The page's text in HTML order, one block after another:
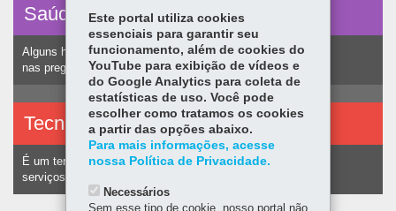
Saúde vocal
Alguns hábitos humanos podem ocasionar nódulos
nas pregas vocais e consequentemente alteração na voz.
Tecnologias assistivas
É um termo utilizado para identificar recursos e
serviços voltados a pessoas com deficiência.
Este portal utiliza cookies
essenciais para garantir seu
funcionamento, além de cookies do
YouTube para exibição de vídeos e
do Google Analytics para coleta de
estatísticas de uso. Você pode
escolher como tratamos os cookies
a partir das opções abaixo.
Para mais informações, acesse
nossa Política de Privacidade.
Necessários
Sem esse tipo de cookie, nosso portal não